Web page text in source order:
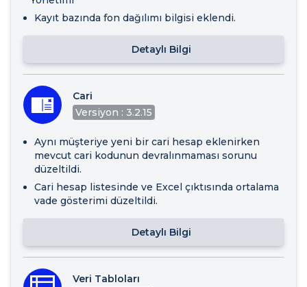
Kayıt bazında fon dağılımı bilgisi eklendi.
Detaylı Bilgi
Cari
Versiyon : 3.2.15
Aynı müşteriye yeni bir cari hesap eklenirken
mevcut cari kodunun devralınmaması sorunu
düzeltildi.
Cari hesap listesinde ve Excel çıktısında ortalama
vade gösterimi düzeltildi.
Detaylı Bilgi
Veri Tabloları